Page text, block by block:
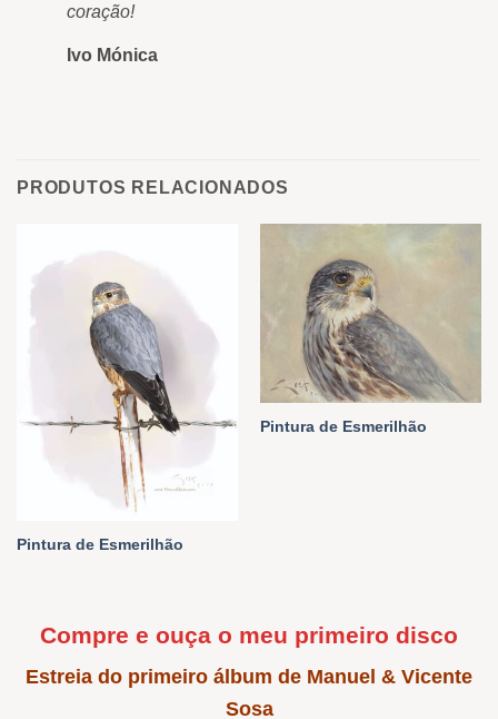
coração!
Ivo Mónica
PRODUTOS RELACIONADOS
Pintura de Esmerilhão
Pintura de Esmerilhão
Compre e ouça o meu primeiro disco
Estreia do primeiro álbum de Manuel & Vicente
Sosa